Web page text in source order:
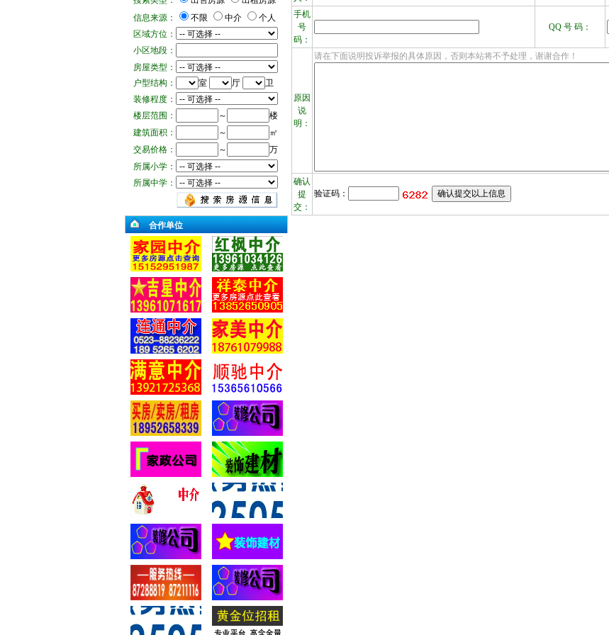
信息来源：
不限 中介
个人
区域方位：
小区地段：
房屋类型：
户型结构：
室 厅
卫
装修程度：
楼层范围：
～
楼
建筑面积：
～
㎡
交易价格：
～
万
所属小学：
所属中学：
合作单位
手机
号
码：
QQ 号 码：
原因
说
明：
请在下面说明投诉举报的具体原因，否则本站将不予处理，谢谢合作！
确认
提
交：
验证码：